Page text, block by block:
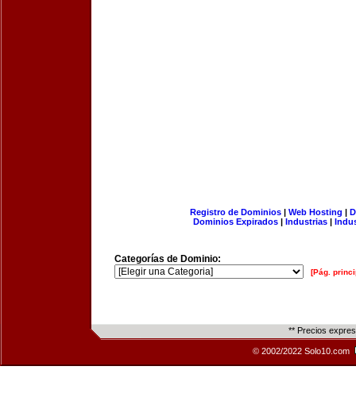
Registro de Dominios| Web Hosting |
Dominios Expirados | Industrias |
Categorías de Dominio:
[Pág.
** Precios
© 2002/2022 Solo10.com